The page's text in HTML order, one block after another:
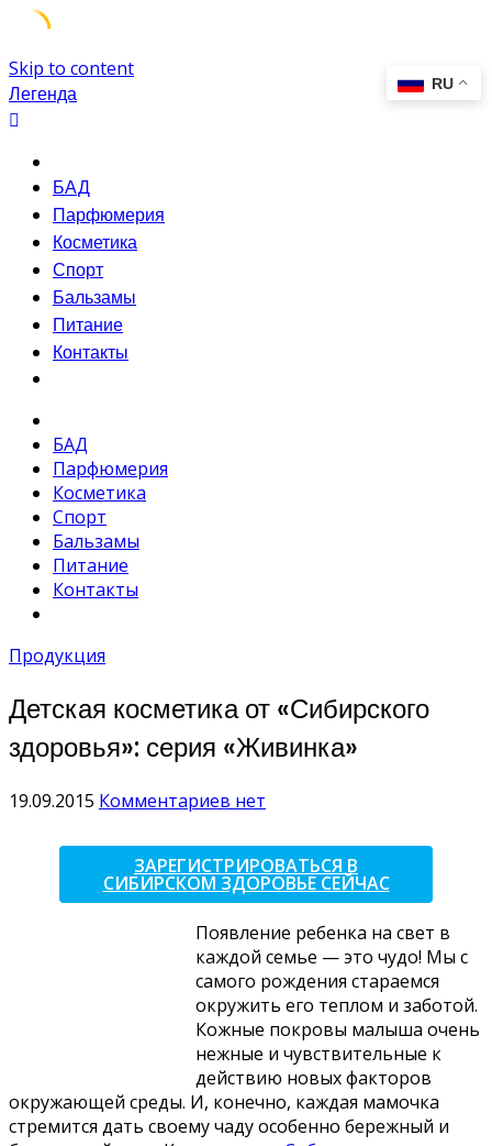
Skip to content
Легенда
БАД
Парфюмерия
Косметика
Спорт
Бальзамы
Питание
Контакты
БАД
Парфюмерия
Косметика
Спорт
Бальзамы
Питание
Контакты
Продукция
Детская косметика от «Сибирского
здоровья»: серия «Живинка»
19.09.2015 Комментариев нет
ЗАРЕГИСТРИРОВАТЬСЯ В
СИБИРСКОМ ЗДОРОВЬЕ СЕЙЧАС
Появление ребенка на свет в
каждой семье — это чудо! Мы с
самого рождения стараемся
окружить его теплом и заботой.
Кожные покровы малыша очень
нежные и чувствительные к
действию новых факторов
окружающей среды. И, конечно, каждая мамочка
стремится дать своему чаду особенно бережный и